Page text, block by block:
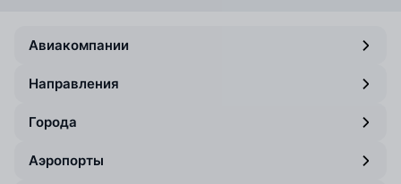
Авиакомпании
Направления
Города
Аэропорты